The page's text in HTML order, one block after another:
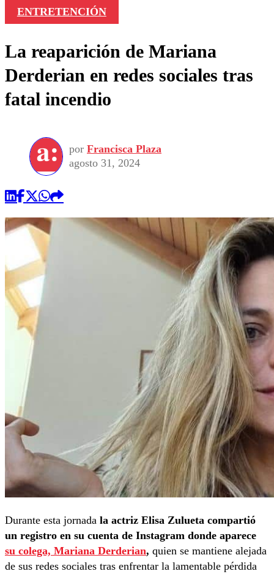
ENTRETENCIÓN
La reaparición de Mariana
Derderian en redes sociales tras
fatal incendio
por Francisca Plaza
agosto 31, 2024
Durante esta jornada la actriz Elisa Zulueta compartió
un registro en su cuenta de Instagram donde aparece
su colega, Mariana Derderian, quien se mantiene alejada
de sus redes sociales tras enfrentar la lamentable pérdida